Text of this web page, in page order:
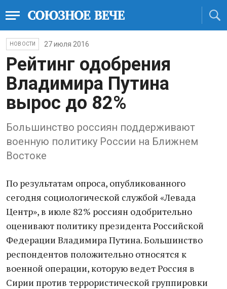
НОВОСТИ 27 июля 2016
Рейтинг одобрения
Владимира Путина
вырос до 82%
Большинство россиян поддерживают
военную политику России на Ближнем
Востоке
По результатам опроса, опубликованного
сегодня социологической службой «Левада
Центр», в июле 82% россиян одобрительно
оценивают политику президента Российской
Федерации Владимира Путина. Большинство
респондентов положительно относятся к
военной операции, которую ведет Россия в
Сирии против террористической группировки